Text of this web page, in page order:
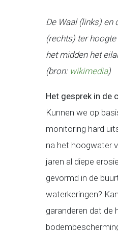
De Waal (links) en
(rechts) ter
het midden het
(bron: wikimedia)
Het gesprek in de
Kunnen we op
monitoring hard
na het hoogwater
jaren al diepe
gevormd in de
waterkeringen?
garanderen dat de